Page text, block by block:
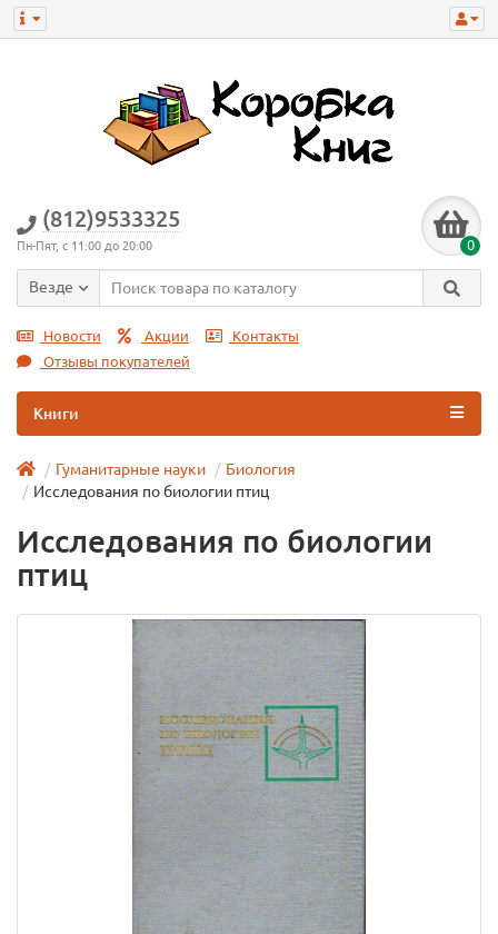
(812)9533325
Пн-Пят, с 11:00 до 20:00 0
Везде
Новости Акции
Контакты
Отзывы покупателей
Книги
Гуманитарные науки
Биология
Исследования по биологии птиц
Исследования по биологии
птиц